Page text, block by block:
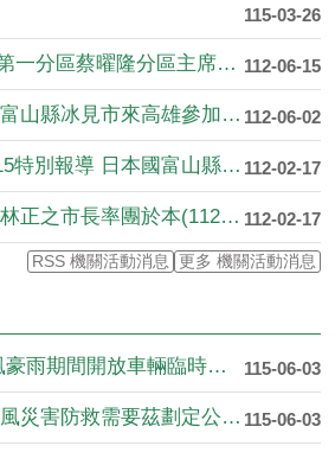
115-03-26
112-06-15
國際獅子會300E2區第一分區蔡曜隆分區主席熱心公益關懷弱勢
112-06-02
我們的友好城市日本富山縣冰見市來高雄參加國際旅展囉！
112-02-17
【港都新聞】1120215特別報導 日本國富山縣氷見市林正....
112-02-17
日本國富山縣氷見市林正之市長率團於本(112)年2月15日下....
RSS 機關活動消息 更多 機關活動消息
115-06-03
高雄市(115年度)颱風豪雨期間開放車輛臨時停放處所一覽表，....
115-06-03
高雄市政府為因應颱風災害防救需要茲劃定公告警戒區